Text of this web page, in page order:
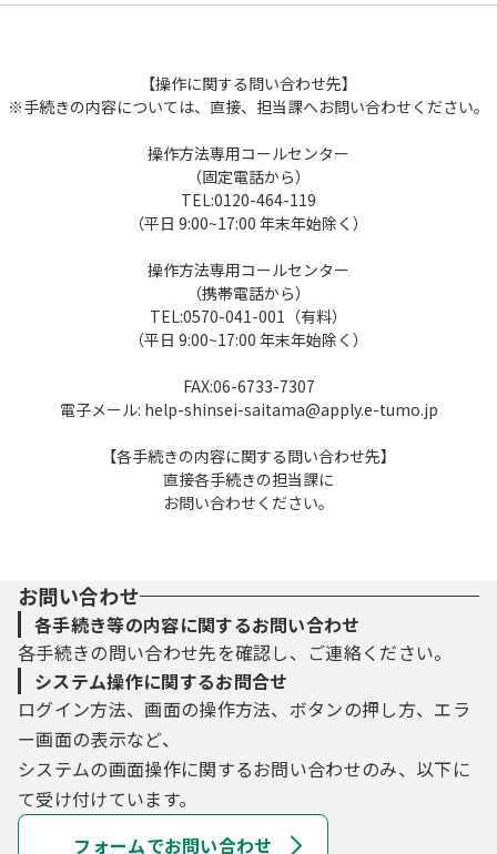
【操作に関する問い合わせ先】
※手続きの内容については、直接、担当課へお問い合わせください。
操作方法専用コールセンター
（固定電話から）
TEL:0120-464-119
（平日 9:00~17:00 年末年始除く）
操作方法専用コールセンター
（携帯電話から）
TEL:0570-041-001（有料）
（平日 9:00~17:00 年末年始除く）
FAX:06-6733-7307
電子メール: help-shinsei-saitama@apply.e-tumo.jp
【各手続きの内容に関する問い合わせ先】
直接各手続きの担当課に
お問い合わせください。
お問い合わせ
各手続き等の内容に関するお問い合わせ
各手続きの問い合わせ先を確認し、ご連絡ください。
システム操作に関するお問合せ
ログイン方法、画面の操作方法、ボタンの押し方、エラ
ー画面の表示など、
システムの画面操作に関するお問い合わせのみ、以下に
て受け付けています。
フォームでお問い合わせ